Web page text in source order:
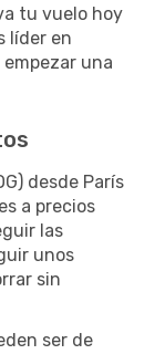
tu vuelo hoy
líder en
una
desde París
a precios
las
unos
sin
ser de